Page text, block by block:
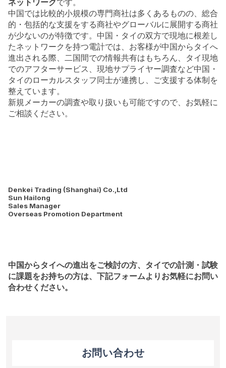
ネットワークです。
中国では比較的小規模の専門商社は多くあるものの、総合
的・包括的な支援をする商社やグローバルに展開する商社
が少ないのが特徴です。中国・タイの双方で現地に根差し
たネットワークを持つ電計では、お客様が中国からタイへ
進出される際、二国間での情報共有はもちろん、タイ現地
でのアフターサービス、現地サプライヤー調査など中国・
タイのローカルスタッフ同士が連携し、ご支援する体制を
整えています。
新規メーカーの調査や取り扱いも可能ですので、お気軽に
ご相談ください。
Denkei Trading (Shanghai) Co.,Ltd
Sun Hailong
Sales Manager
Overseas Promotion Department
中国からタイへの進出をご検討の方、タイでの計測・試験
に課題をお持ちの方は、下記フォームよりお気軽にお問い
合わせください。
お問い合わせ